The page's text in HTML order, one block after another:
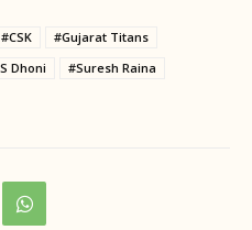
#CSK
#Gujarat Titans
Dhoni
#Suresh Raina